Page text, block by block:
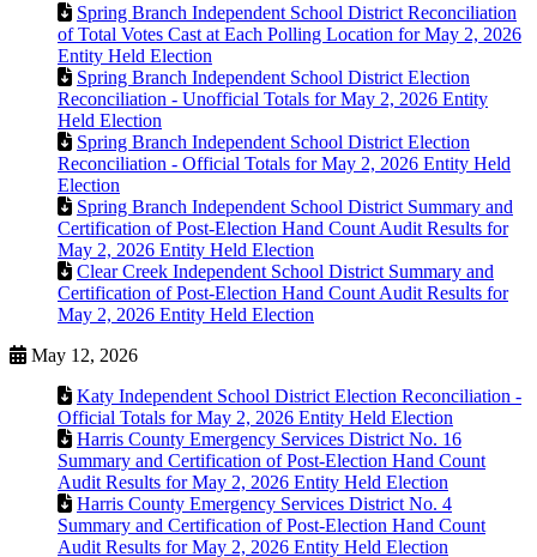
Spring Branch Independent School District Reconciliation
of Total Votes Cast at Each Polling Location for May 2, 2026
Entity Held Election
Spring Branch Independent School District Election
Reconciliation - Unofficial Totals for May 2, 2026 Entity
Held Election
Spring Branch Independent School District Election
Reconciliation - Official Totals for May 2, 2026 Entity Held
Election
Spring Branch Independent School District Summary and
Certification of Post-Election Hand Count Audit Results for
May 2, 2026 Entity Held Election
Clear Creek Independent School District Summary and
Certification of Post-Election Hand Count Audit Results for
May 2, 2026 Entity Held Election
May 12, 2026
Katy Independent School District Election Reconciliation -
Official Totals for May 2, 2026 Entity Held Election
Harris County Emergency Services District No. 16
Summary and Certification of Post-Election Hand Count
Audit Results for May 2, 2026 Entity Held Election
Harris County Emergency Services District No. 4
Summary and Certification of Post-Election Hand Count
Audit Results for May 2, 2026 Entity Held Election